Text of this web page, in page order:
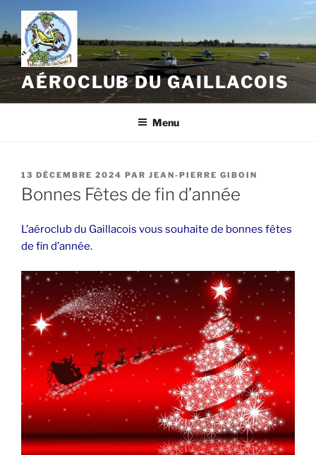
Aller
contenu
principal
AÉROCLUB DU GAILLACOIS
Menu
PUBLIÉ
LE
13 DÉCEMBRE 2024 PAR JEAN-PIERRE GIBOIN
Bonnes Fêtes de fin d’année
L’aéroclub du Gaillacois vous souhaite de bonnes fêtes
de fin d’année.